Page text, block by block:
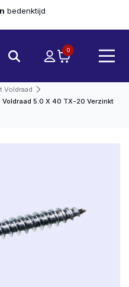
bedenktijd
0
Voldraad
5.0 X 40 TX-20 Verzinkt